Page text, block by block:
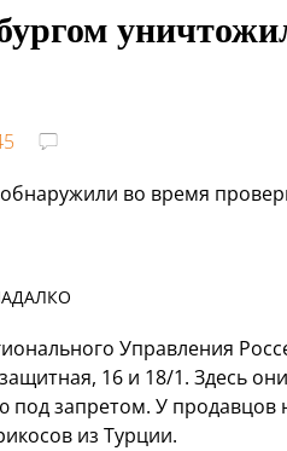
во время
Управления
16 и 18/1. Здесь
под запретом. У
из Турции.